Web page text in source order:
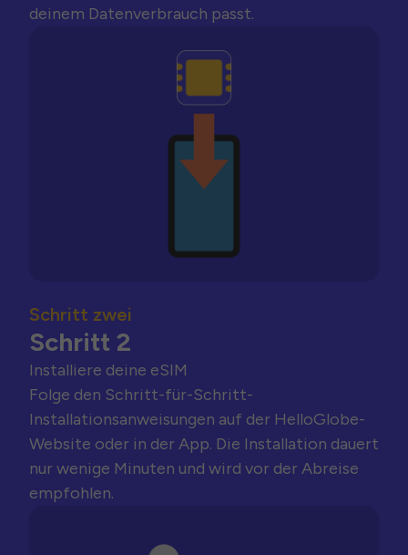
deinem Datenverbrauch passt.
Schritt zwei
Schritt 2
Installiere deine eSIM
Folge den Schritt-für-Schritt-
Installationsanweisungen auf der HelloGlobe-
Website oder in der App. Die Installation dauert
nur wenige Minuten und wird vor der Abreise
empfohlen.